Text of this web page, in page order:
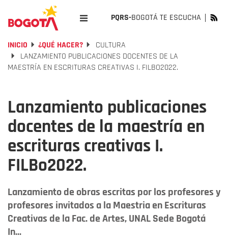
PQRS-BOGOTÁ TE ESCUCHA
INICIO ¿QUÉ HACER?
CULTURA
LANZAMIENTO PUBLICACIONES DOCENTES DE LA
MAESTRÍA EN ESCRITURAS CREATIVAS I. FILBO2022.
Lanzamiento publicaciones
docentes de la maestría en
escrituras creativas I.
FILBo2022.
Lanzamiento de obras escritas por los profesores y
profesores invitados a la Maestria en Escrituras
Creativas de la Fac. de Artes, UNAL Sede Bogotá
In...